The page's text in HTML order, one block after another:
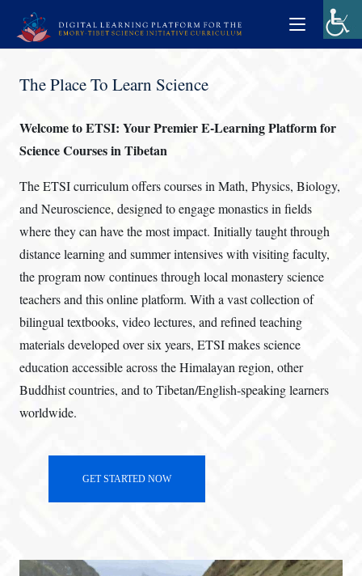
The Place To Learn Science
Welcome to ETSI: Your Premier E-Learning Platform for
Science Courses in Tibetan
The ETSI curriculum offers courses in Math, Physics, Biology,
and Neuroscience, designed to engage monastics in fields
where they can have the most impact. Initially taught through
distance learning and summer intensives with visiting faculty,
the program now continues through local monastery science
teachers and this online platform. With a vast collection of
bilingual textbooks, video lectures, and refined teaching
materials developed over six years, ETSI makes science
education accessible across the Himalayan region, other
Buddhist countries, and to Tibetan/English-speaking learners
worldwide.
GET STARTED NOW